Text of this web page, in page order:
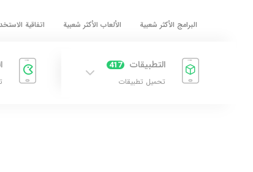
البرامج الأكثر شعبية الألعاب الأكثر شعبية اتفاقية
التطبيقات 417
تحميل تطبيقات